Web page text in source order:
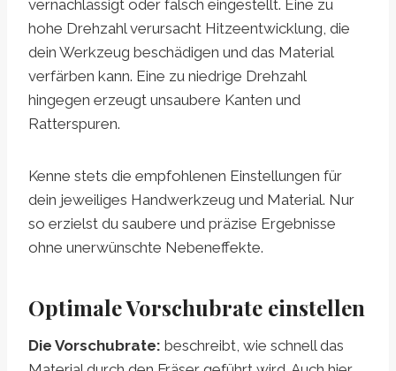
vernachlässigt oder falsch eingestellt. Eine zu
hohe Drehzahl verursacht Hitzeentwicklung, die
dein Werkzeug beschädigen und das Material
verfärben kann. Eine zu niedrige Drehzahl
hingegen erzeugt unsaubere Kanten und
Ratterspuren.
Kenne stets die empfohlenen Einstellungen für
dein jeweiliges Handwerkzeug und Material. Nur
so erzielst du saubere und präzise Ergebnisse
ohne unerwünschte Nebeneffekte.
Optimale Vorschubrate einstellen
Die Vorschubrate: beschreibt, wie schnell das